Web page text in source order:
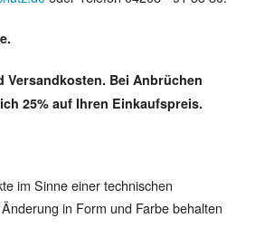
Versandkosten. Bei Anbrüchen
25% auf Ihren Einkaufspreis.
im Sinne einer technischen
in Form und Farbe behalten